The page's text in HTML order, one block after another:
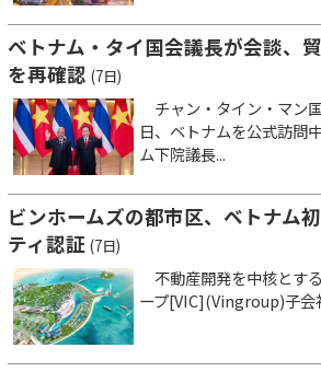
ベトナム・タイ国会議長が会談、
を再確認 (7日)
チャン・タイン・マン
日、ベトナムを公式訪問
ム下院議長...
ビンホームズの都市区、ベトナム
ティ認証 (7日)
不動産開発を中核とす
ープ[VIC](Vingroup)子会